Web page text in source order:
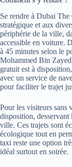
Se rendre à Dubai
stratégique et aux
périphérie de la ville,
accessible en voiture.
à 45 minutes selon le
Mohammed Bin
gratuit est à
avec un service de
pour faciliter le trajet
Pour les visiteurs sans
disposition, desservant
ville. Ces trajets sont
écologique tout en
taxi reste une option
idéal surtout en soirée.